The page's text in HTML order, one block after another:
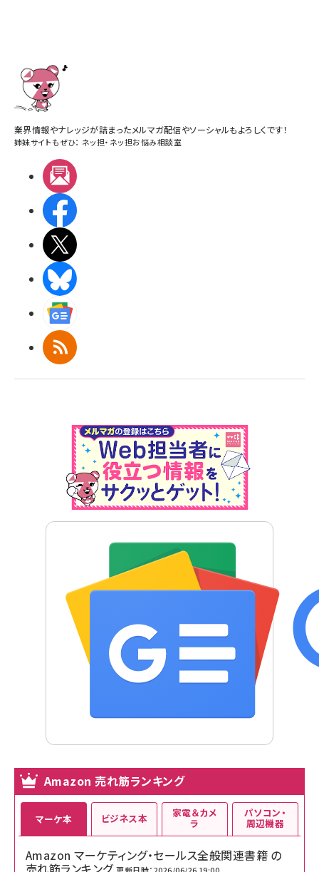
業界情報やナレッジが詰まったメルマガ配信やソーシャルもよろしくです！
姉妹サイトもぜひ： ネッ担・ ネッ担お悩み相談室
RSS
Amazon 売れ筋ランキング
マーケ本
Amazon マーケティング・セールス全般関連書籍 の
売れ筋ランキング 更新日時：2026/06/26 19:00
ビジネス本 家電＆カメ
ラ
パソコン・
周辺機器